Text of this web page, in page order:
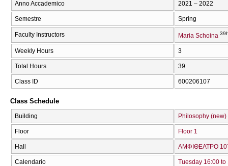
Anno Accademico 2021 – 2022
Semestre Spring
Faculty Instructors Maria Schoina
Weekly Hours 3
Total Hours 39
Class ID 600206107
Class Schedule
Building Philosophy (new)
Floor Floor 1
Hall ΑΜΦΙΘΕΑΤΡΟ
Calendario Tuesday 16:00 to